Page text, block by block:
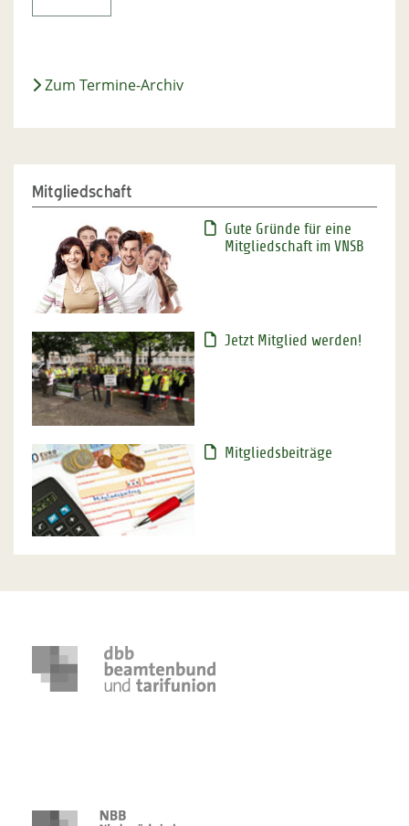
Zum Termine-Archiv
Mitgliedschaft
Gute Gründe für eine
Mitgliedschaft im VNSB
Jetzt Mitglied werden!
Mitgliedsbeiträge